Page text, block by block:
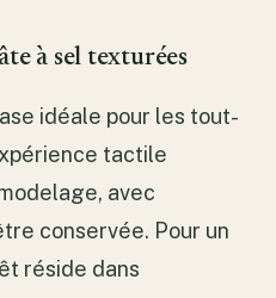
à sel texturées
idéale pour les tout-
tactile
avec
conservée. Pour un
réside dans